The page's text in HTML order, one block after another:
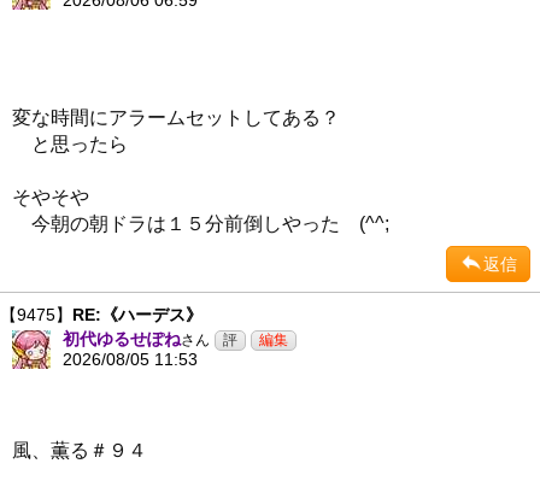
変な時間にアラームセットしてある？
と思ったら
そやそや
今朝の朝ドラは１５分前倒しやった (^^;
返信
【9475】 RE:《ハーデス》
初代ゆるせぽねさん
2026/08/05 11:53
風、薫る＃９４